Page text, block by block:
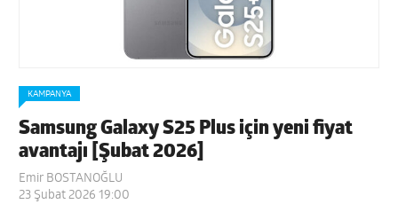
KAMPANYA
Samsung Galaxy S25 Plus için yeni fiyat
avantajı [Şubat 2026]
Emir BOSTANOĞLU
23 Şubat 2026 19:00